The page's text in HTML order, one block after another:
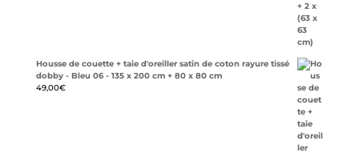
Housse de couette + taie d'oreiller satin de coton rayure tissé
dobby - Bleu 06 - 135 x 200 cm + 80 x 80 cm
49,00€